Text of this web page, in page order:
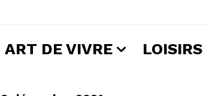
ART DE VIVRE LOISIRS